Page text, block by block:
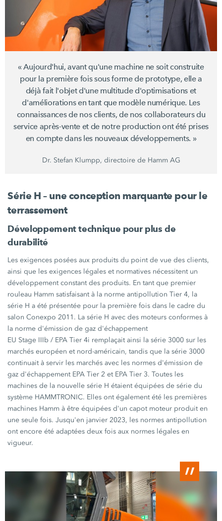
« Aujourd'hui, avant qu'une machine ne soit construite
pour la première fois sous forme de prototype, elle a
déjà fait l'objet d'une multitude d'optimisations et
d'améliorations en tant que modèle numérique. Les
connaissances de nos clients, de nos collaborateurs du
service après-vente et de notre production ont été prises
en compte dans les nouveaux développements. »
Dr. Stefan Klumpp, directoire de Hamm AG
Série H – une conception marquante pour le
terrassement
Développement technique pour plus de
durabilité
Les exigences posées aux produits du point de vue des clients,
ainsi que les exigences légales et normatives nécessitent un
développement constant des produits. En tant que premier
rouleau Hamm satisfaisant à la norme antipollutionTier 4, la
série H a été présentée pour la première fois dans le cadre du
salonConexpo 2011. Lasérie H avec des moteurs conformes à
la norme d'émission de gaz d'échappement
EU Stage IIIb / EPA Tier 4i remplaçait ainsi lasérie 3000 sur les
marchés européen et nord-américain, tandis que lasérie 3000
continuait à servir les marchés avec les normes d'émission de
gaz d'échappement EPA Tier 2 et EPA Tier 3. Toutes les
machines de la nouvellesérie H étaient équipées de série du
système HAMMTRONIC. Elles ont également été les premières
machines Hamm à être équipées d'un capot moteur produit en
une seule fois. Jusqu'en janvier 2023, les normes antipollution
ont encore été adaptées deux fois aux normes légales en
vigueur.